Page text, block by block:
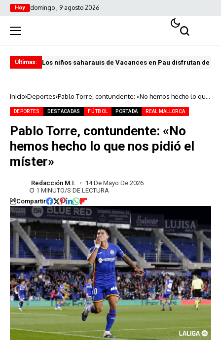
Hoy domingo , 9 agosto 2026
Últimas: Los niños saharauis de Vacances en Pau disfrutan de
Inicio Deportes Pablo Torre, contundente: «No hemos hecho lo que
DEPORTES DESTACADAS FÚTBOL PORTADA REAL MALLORCA
Pablo Torre, contundente: «No
hemos hecho lo que nos pidió el
míster»
Redacción M.I.
14 De Mayo De 2026
1 MINUTO/S DE LECTURA
Compartir